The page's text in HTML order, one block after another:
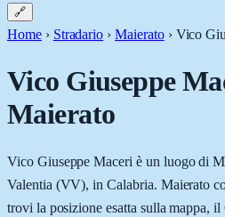
🔗
Home › Stradario › Maierato › Vico
Vico Giuseppe
Maierato
Vico Giuseppe Maceri è un luogo di
Valentia (VV), in Calabria. Maierato
trovi la posizione esatta sulla mappa,